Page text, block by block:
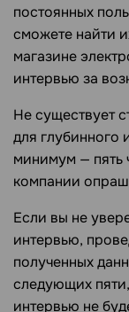
постоянных
сможете найти
магазине
интервью за
Не существует
для глубинного
минимум — пять
компании
Если вы не
интервью,
полученных
следующих
интервью не